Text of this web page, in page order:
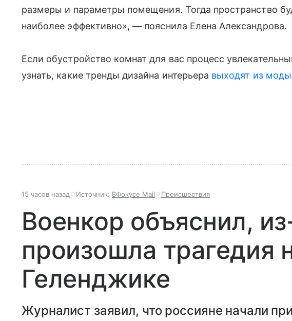
размеры и параметры помещения. Тогда пространство
наиболее эффективно», — пояснила Елена Александрова.
Если обустройство комнат для вас процесс
узнать, какие тренды дизайна интерьера выходят из моды
15 часов назад Источник: ВФокусе Mail Происшествия
Военкор объяснил,
произошла трагедия
Геленджике
Журналист заявил, что россияне начали